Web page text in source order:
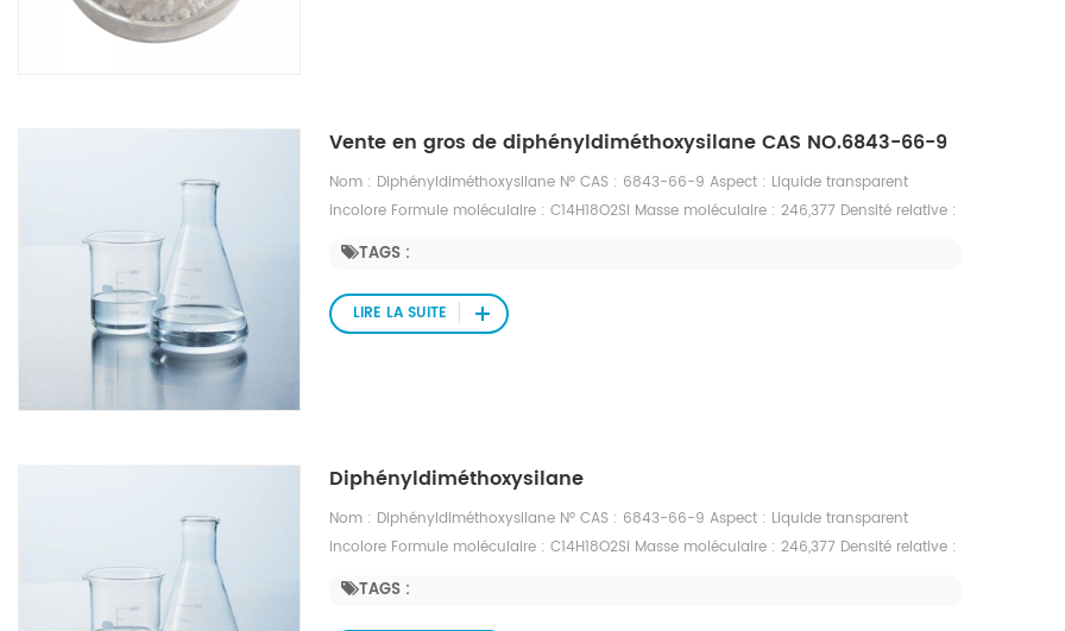
Vente en gros de diphényldiméthoxysilane CAS NO.6843-66-9
Nom : Diphényldiméthoxysilane N° CAS : 6843-66-9 Aspect : Liquide transparent
incolore Formule moléculaire : C14H18O2Si Masse moléculaire : 246,377 Densité relative :
1,08 Masse moléculaire : 244,36 Point d'éclair : 121°C Point de fusion : Aucune donnée
TAGS :
LIRE LA SUITE
Diphényldiméthoxysilane
Nom : Diphényldiméthoxysilane N° CAS : 6843-66-9 Aspect : Liquide transparent
incolore Formule moléculaire : C14H18O2Si Masse moléculaire : 246,377 Densité relative :
1,08 Masse moléculaire : 244,36 Point d'éclair : 121°C Point de fusion : Aucune donnée
TAGS :